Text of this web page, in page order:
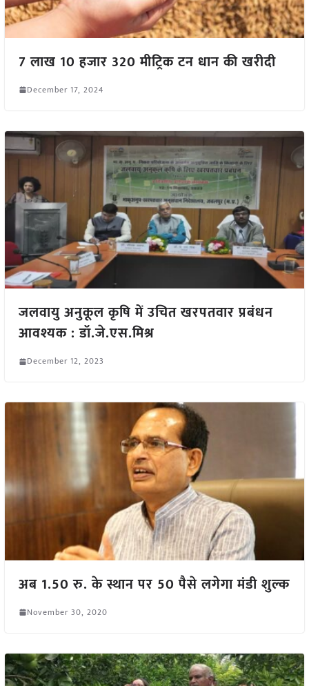
7 लाख 10 हजार 320 मीट्रिक टन धान की खरीदी
December 17, 2024
जलवायु अनुकूल कृषि में उचित खरपतवार प्रबंधन
आवश्यक : डॉ.जे.एस.मिश्र
December 12, 2023
अब 1.50 रु. के स्थान पर 50 पैसे लगेगा मंडी शुल्क
November 30, 2020